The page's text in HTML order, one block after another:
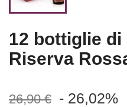
12 bottiglie di
Riserva
26,90 € - 26,02%